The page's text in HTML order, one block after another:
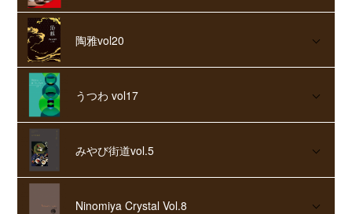
陶雅vol20
うつわ vol17
みやび街道vol.5
Ninomiya Crystal Vol.8